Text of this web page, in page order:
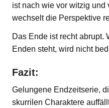
ist nach wie vor witzig und
wechselt die Perspektive
Das Ende ist recht abrupt.
Enden steht, wird nicht
Fazit:
Gelungene Endzeitserie,
skurrilen Charaktere